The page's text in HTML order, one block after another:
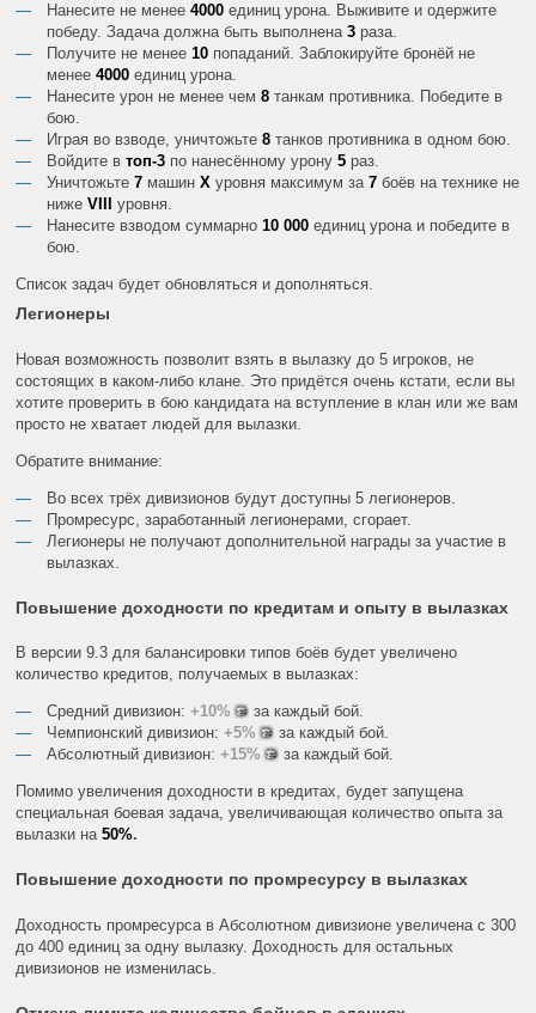
Нанесите не менее4000 единиц урона. Выживите и одержите
победу. Задача должна быть выполнена3 раза.
Получите не менее10 попаданий. Заблокируйте бронёй не
менее4000 единиц урона.
Нанесите урон не менее чем8 танкам противника. Победите в
бою.
Играя во взводе, уничтожьте8 танков противника в одном бою.
Войдите втоп-3 по нанесённому урону5 раз.
Уничтожьте7 машинX уровня максимум за7 боёв на технике не
нижеVIII
уровня.
Нанесите взводом суммарно10 000 единиц урона и победите в
бою.
Список задач будет обновляться и дополняться.
Легионеры
Новая возможность позволит взять в вылазку до 5 игроков, не
состоящих в каком-либо клане. Это придётся очень кстати, если вы
хотите проверить в бою кандидата на вступление в клан или же вам
просто не хватает людей для вылазки.
Обратите внимание:
Во всех трёх дивизионов будут доступны 5 легионеров.
Промресурс, заработанный легионерами, сгорает.
Легионеры не получают дополнительной награды за участие в
вылазках.
Повышение доходности по кредитам и опыту в вылазках
В версии 9.3 для балансировки типов боёв будет увеличено
количество кредитов, получаемых в вылазках:
Средний дивизион:+10%
за каждый бой.
Чемпионский дивизион:+5%
за каждый бой.
Абсолютный дивизион:+15% за каждый бой.
Помимо увеличения доходности в кредитах, будет запущена
специальная боевая задача, увеличивающая количество опыта за
вылазки на50%.
Повышение доходности по промресурсу в вылазках
Доходность промресурса в Абсолютном дивизионе увеличена с 300
до 400 единиц за одну вылазку. Доходность для остальных
дивизионов не изменилась.